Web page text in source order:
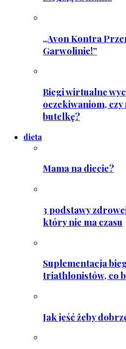
„Avon Kontra
Garwolinie!”
Biegi wirtualne
oczekiwaniom,
butelkę?
dieta
Mama na diecie?
3 podstawy
który nie ma czasu
Suplementacja
triathlonistów, co
Jak jeść żeby